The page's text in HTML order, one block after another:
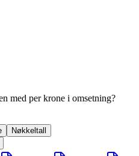
med per krone i omsetning?
Nøkkeltall